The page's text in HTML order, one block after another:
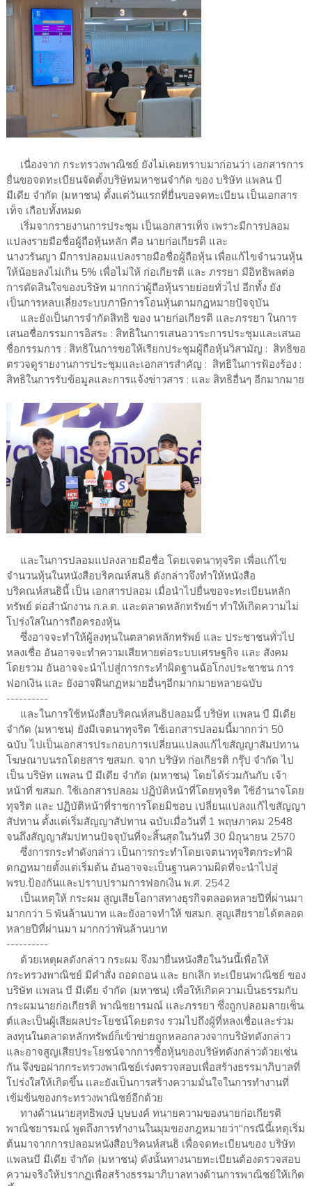
เนื่องจาก กระทรวงพาณิชย์ ยังไม่เคยทราบมาก่อนว่า เอกสารการ
ยื่นขอจดทะเบียนจัดตั้งบริษัทมหาชนจำกัด ของ บริษัท แพลน บี
มีเดีย จำกัด (มหาชน) ตั้งแต่วันแรกที่ยื่นขอจดทะเบียน เป็นเอกสาร
เท็จ เกือบทั้งหมด
เริ่มจากรายงานการประชุม เป็นเอกสารเท็จ เพราะมีการปลอม
แปลงรายมือชื่อผู้ถือหุ้นหลัก คือ นายก่อเกียรติ และ
นางวรันญา มีการปลอมแปลงรายมือชื่อผู้ถือหุ้น เพื่อแก้ไขจำนวนหุ้น
ให้น้อยลงไม่เกิน 5% เพื่อไม่ให้ ก่อเกียรติ และ ภรรยา มีอิทธิพลต่อ
การตัดสินใจของบริษัท มากกว่าผู้ถือหุ้นรายย่อยทั่วไป อีกทั้ง ยัง
เป็นการหลบเลี่ยงระบบภาษีการโอนหุ้นตามกฏหมายปัจจุบัน
และยังเป็นการจำกัดสิทธิ ของ นายก่อเกียรติ และภรรยา ในการ
เสนอชื่อกรรมการอิสระ : สิทธิในการเสนอวาระการประชุมและเสนอ
ชื่อกรรมการ : สิทธิในการขอให้เรียกประชุมผู้ถือหุ้นวิสามัญ : สิทธิขอ
ตรวจดูรายงานการประชุมและเอกสารสำคัญ : สิทธิในการฟ้องร้อง :
สิทธิในการรับข้อมูลและการแจ้งข่าวสาร : และ สิทธิอื่นๆ อีกมากมาย
และในการปลอมแปลงลายมือชื่อ โดยเจตนาทุจริต เพื่อแก้ไข
จำนวนหุ้นในหนังสือบริคณห์สนธิ ดังกล่าวจึงทำให้หนังสือ
บริคณห์สนธินี้ เป็น เอกสารปลอม เมื่อนำไปยื่นขอจะทะเบียนหลัก
ทรัพย์ ต่อสำนักงาน ก.ล.ต. และตลาดหลักทรัพย์ฯ ทำให้เกิดความไม่
โปร่งใสในการถือครองหุ้น
ซึ่งอาจจะทำให้ผู้ลงทุนในตลาดหลักทรัพย์ และ ประชาชนทั่วไป
หลงเชื่อ อันอาจจะทำความเสียหายต่อระบบเศรษฐกิจ และ สังคม
โดยรวม อันอาจจะนำไปสู่การกระทำผิดฐานฉ้อโกงประชาชน การ
ฟอกเงิน และ ยังอาจฝืนกฏหมายอื่นๆอีกมากมายหลายฉบับ
----------
และในการใช้หนังสือบริคณห์สนธิปลอมนี้ บริษัท แพลน บี มีเดีย
จำกัด (มหาชน) ยังมีเจตนาทุจริต ใช้เอกสารปลอมนี้มากกว่า 50
ฉบับ ไปเป็นเอกสารประกอบการเปลี่ยนแปลงแก้ไขสัญญาสัมปทาน
โฆษณาบนรถโดยสาร ขสมก. จาก บริษัท ก่อเกียรติ กรุ๊ป จำกัด ไป
เป็น บริษัท แพลน บี มีเดีย จำกัด (มหาชน) โดยได้ร่วมกันกับ เจ้า
หน้าที่ ขสมก. ใช้เอกสารปลอม ปฏิบัติหน้าที่โดยทุจริต ใช้อำนาจโดย
ทุจริต และ ปฏิบัติหน้าที่ราชการโดยมิชอบ เปลี่ยนแปลงแก้ไขสัญญา
สัปทาน ตั้งแต่เริ่มสัญญาสัปทาน ฉบับเมื่อวันที่ 1 พฤษภาคม 2548
จนถึงสัญญาสัมปทานปัจจุบันที่จะสิ้นสุดในวันที่ 30 มิถุนายน 2570
ซึ่งการกระทำดังกล่าว เป็นการกระทำโดยเจตนาทุจริตกระทำผิ
ดกฏหมายตั้งแต่เริ่มต้น อันอาจจะเป็นฐานความผิดที่จะนำไปสู่
พรบ.ป้องกันและปราบปรามการฟอกเงิน พ.ศ. 2542
เป็นเหตุให้ กระผม สูญเสียโอกาสทางธุรกิจตลอดหลายปีที่ผ่านมา
มากกว่า 5 พันล้านบาท และยังอาจทำให้ ขสมก. สูญเสียรายได้ตลอด
หลายปีที่ผ่านมา มากกว่าพันล้านบาท
----------
ด้วยเหตุผลดังกล่าว กระผม จึงมายื่นหนังสือในวันนี้เพื่อให้
กระทรวงพาณิชย์ มีคำสั่ง ถอดถอน และ ยกเลิก ทะเบียนพาณิชย์ ของ
บริษัท แพลน บี มีเดีย จำกัด (มหาชน) เพื่อให้เกิดความเป็นธรรมกับ
กระผมนายก่อเกียรติ พาณิชยารมณ์ และภรรยา ซึ่งถูกปลอมลายเซ็น
ต์และเป็นผู้เสียผลประโยชน์โดยตรง รวมไปถึงผู้ที่หลงเชื่อและร่วม
ลงทุนในตลาดหลักทรัพย์ก็เข้าข่ายถูกหลอกลวงจากบริษัทดังกล่าว
และอาจสูญเสียประโยชน์จากการซื้อหุ้นของบริษัทดังกล่าวด้วยเช่น
กัน จึงขอฝากกระทรวงพาณิชย์เร่งตรวจสอบเพื่อสร้างธรรมาภิบาลที่
โปร่งใสให้เกิดขึ้น และยังเป็นการสร้างความมั่นใจในการทำงานที่
เข้มข้นของกระทรวงพาณิชย์อีกด้วย
ทางด้านนายสุทธิพงษ์ บุษบงค์ ทนายความของนายก่อเกียรติ
พาณิชยารมณ์ พูดถึงการทำงานในมุมของกฎหมายว่า"กรณีนี้เหตุเริ่ม
ต้นมาจากการปลอมหนังสือบริคนห์สนธิ เพื่อจดทะเบียนของ บริษัท
แพลนบี มีเดีย จำกัด (มหาชน) ดังนั้นทางนายทะเบียนต้องตรวจสอบ
ความจริงให้ปรากฏเพื่อสร้างธรรมาภิบาลทางด้านการพาณิชย์ให้เกิด